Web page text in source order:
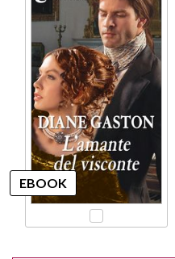
Calendario